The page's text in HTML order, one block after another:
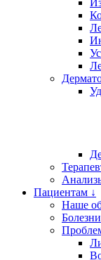
Пациентам ↓
Наше
Болезни